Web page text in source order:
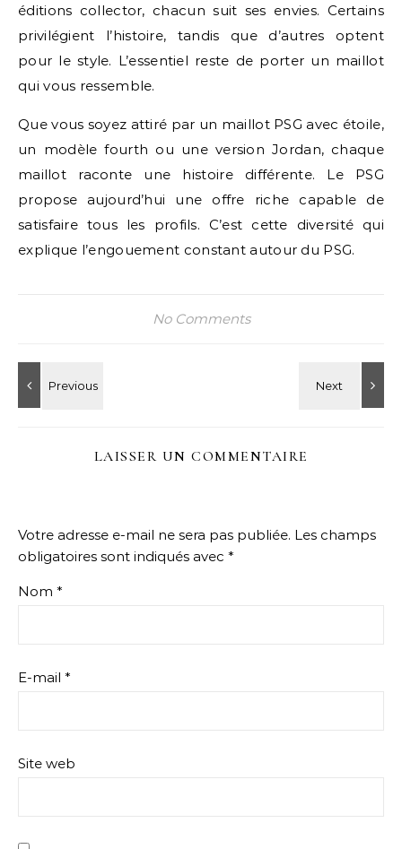
éditions collector, chacun suit ses envies. Certains
privilégient l’histoire, tandis que d’autres optent
pour le style. L’essentiel reste de porter un maillot
qui vous ressemble.
Que vous soyez attiré par un maillot PSG avec étoile,
un modèle fourth ou une version Jordan, chaque
maillot raconte une histoire différente. Le PSG
propose aujourd’hui une offre riche capable de
satisfaire tous les profils. C’est cette diversité qui
explique l’engouement constant autour du PSG.
No Comments
LAISSER UN COMMENTAIRE
Votre adresse e-mail ne sera pas publiée. Les champs
obligatoires sont indiqués avec *
Nom *
E-mail *
Site web